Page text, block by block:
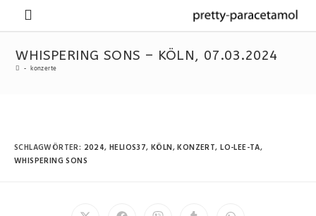
WHISPERING SONS – KÖLN, 07.03.2024
- konzerte
SCHLAGWÖRTER: 2024, HELIOS37, KÖLN,KONZERT, LO-LEE-TA,
WHISPERING SONS